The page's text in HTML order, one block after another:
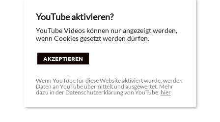
YouTube aktivieren?
YouTube Videos können nur angezeigt werden,
wenn Cookies gesetzt werden dürfen.
AKZEPTIEREN
Wenn YouTube für diese Website aktiviert wurde, werden
Daten an YouTube übermittelt und ausgewertet. Mehr
dazu in der Datenschutzerklärung von YouTube: hier